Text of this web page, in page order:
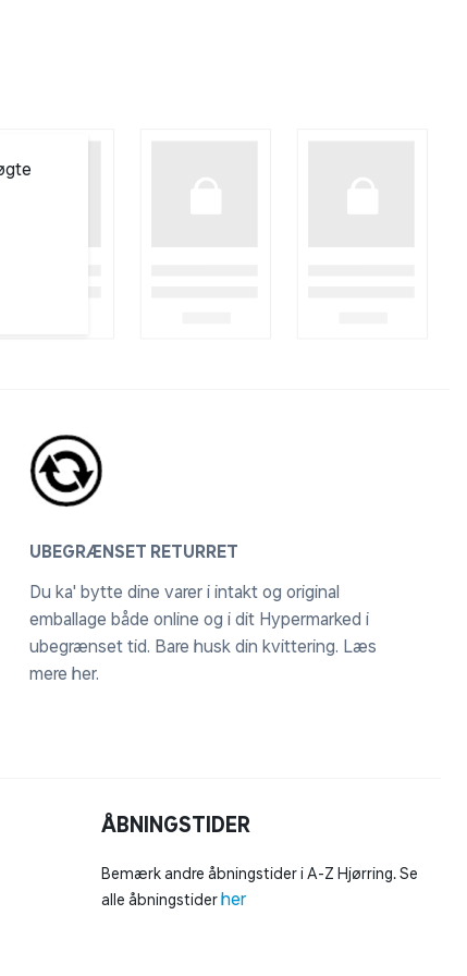
UBEGRÆNSET RETURRET
Du ka' bytte dine varer i intakt og original
emballage både online og i dit Hypermarked i
ubegrænset tid. Bare husk din kvittering. Læs
mere her.
ÅBNINGSTIDER
Bemærk andre åbningstider i A-Z Hjørring. Se
alle åbningstiderher